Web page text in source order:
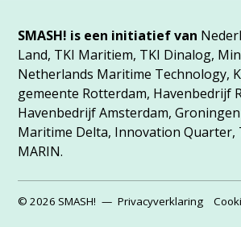
© 2026 SMASH! Privacyverklaring
SMASH! is een initiatief van
Land, TKI Maritiem, TKI Dinalog,
Netherlands Maritime Technology,
gemeente Rotterdam, Havenbedrijf
Havenbedrijf Amsterdam,
Maritime Delta, Innovation Quarter,
MARIN.